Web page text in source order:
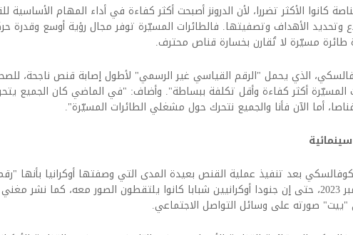
كانوا الأكثر تضررا، لأن الدرونز أصبحت أكثر كفاءة في أداء المهام الأساسية
وتحديد الأهداف وتصفيتها. فالطائرات المسيّرة توفر مجال رؤية أوسع وقدرة
طائرة مسيّرة لا تُقارن بخسارة قناص محترف.
الذي يحمل "الرقم القياسي غير الرسمي" لأطول إصابة قنص ناجحة،
المسيّرة أكثر كفاءة وأقل تكلفة ببساطة". وأضاف: "في الماضي كان الجميع
أما الآن فأنا والجميع نتحرك حول مشغلي الطائرات المسيّرة".
بعد تنفيذ عملية القنص بعيدة المدى التي وصفتها أوكرانيا بأنها
في نوفمبر 2023، حتى إن جنودا أوكرانيين شبابا كانوا يلتقطون الصور معه، كما نشر
"ييت" صورته على وسائل التواصل الاجتماعي.